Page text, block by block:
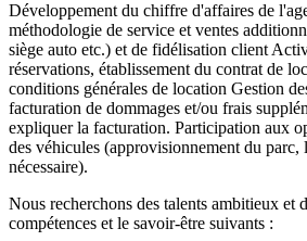
Développement du chiffre d'affaires de
méthodologie de service et ventes
siège auto etc.) et de fidélisation client
réservations, établissement du contrat de
conditions générales de location Gestion
facturation de dommages et/ou frais
expliquer la facturation. Participation aux
des véhicules (approvisionnement du parc,
nécessaire).
Nous recherchons des talents ambitieux et
compétences et le savoir-être suivants :